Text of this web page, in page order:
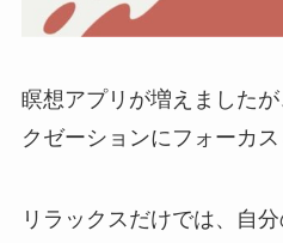
瞑想アプリが増えました
クゼーションにフォーカス
リラックスだけでは、自